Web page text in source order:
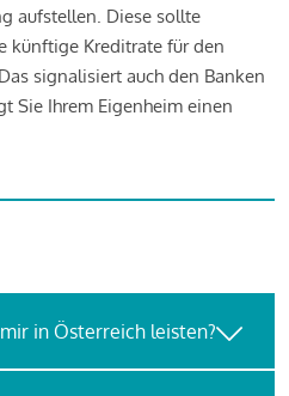
aufstellen. Diese sollte
künftige Kreditrate für den
signalisiert auch den Banken
Sie Ihrem Eigenheim einen
in Österreich leisten?